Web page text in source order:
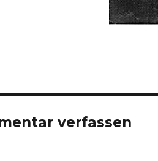
verfassen